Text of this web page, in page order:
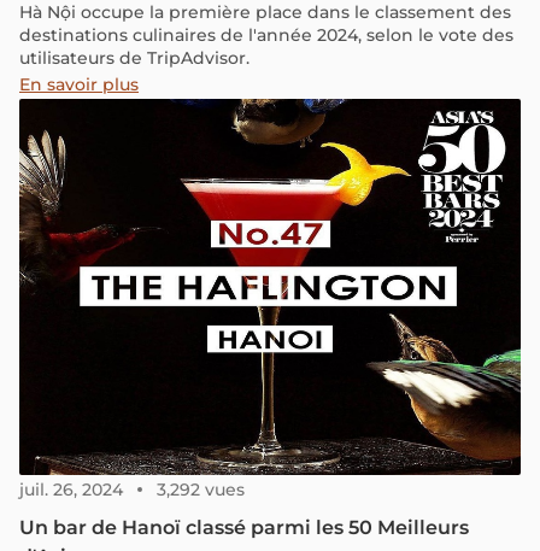
Hà Nội occupe la première place dans le classement des
destinations culinaires de l'année 2024, selon le vote des
utilisateurs de TripAdvisor.
En savoir plus
juil. 26, 2024 3,292 vues
Un bar de Hanoï classé parmi les 50 Meilleurs